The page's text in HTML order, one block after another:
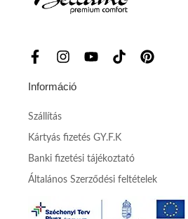
Információ
Szállítás
Kártyás fizetés GY.F.K
Banki fizetési tájékoztató
Általános Szerződési feltételek